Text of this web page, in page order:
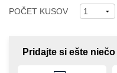
POČET KUSOV
Pridajte si ešte